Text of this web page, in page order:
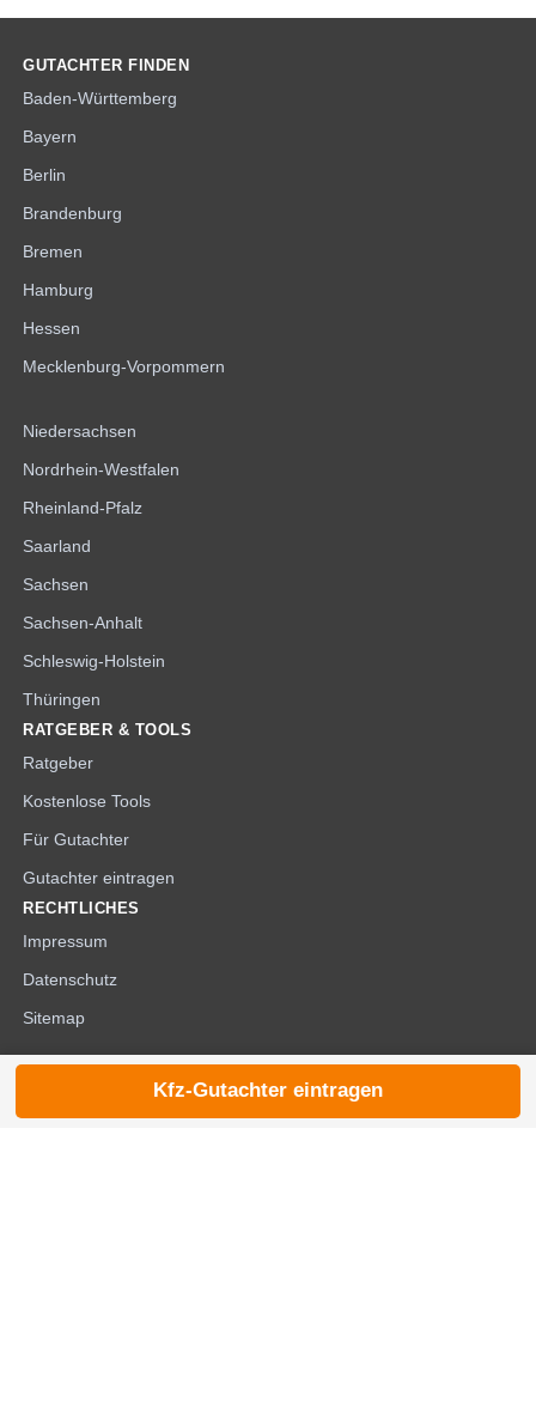
GUTACHTER FINDEN
Baden-Württemberg
Bayern
Berlin
Brandenburg
Bremen
Hamburg
Hessen
Mecklenburg-Vorpommern
Niedersachsen
Nordrhein-Westfalen
Rheinland-Pfalz
Saarland
Sachsen
Sachsen-Anhalt
Schleswig-Holstein
Thüringen
RATGEBER & TOOLS
Ratgeber
Kostenlose Tools
Für Gutachter
Gutachter eintragen
RECHTLICHES
Impressum
Datenschutz
Sitemap
© 2026 die-kfzgutachter.de
Kfz-Gutachter eintragen